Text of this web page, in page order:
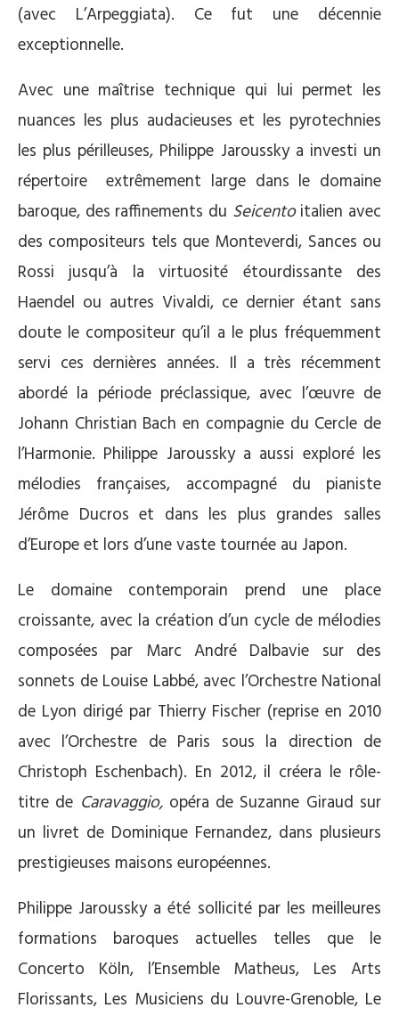
(avec L’Arpeggiata). Ce fut une décennie
exceptionnelle.
Avec une maîtrise technique qui lui permet les
nuances les plus audacieuses et les pyrotechnies
les plus périlleuses, Philippe Jaroussky a investi un
répertoire extrêmement large dans le domaine
baroque, des raffinements du Seicentoitalien avec
des compositeurs tels que Monteverdi, Sances ou
Rossi jusqu’à la virtuosité étourdissante des
Haendel ou autres Vivaldi, ce dernier étant sans
doute le compositeur qu’il a le plus fréquemment
servi ces dernières années. Il a très récemment
abordé la période préclassique, avec l’œuvre de
Johann Christian Bach en compagnie du Cercle de
l’Harmonie. Philippe Jaroussky a aussi exploré les
mélodies françaises, accompagné du pianiste
Jérôme Ducros et dans les plus grandes salles
d’Europe et lors d’une vaste tournée au Japon.
Le domaine contemporain prend une place
croissante, avec la création d’un cycle de mélodies
composées par Marc André Dalbavie sur des
sonnets de Louise Labbé, avec l’Orchestre National
de Lyon dirigé par Thierry Fischer (reprise en 2010
avec l’Orchestre de Paris sous la direction de
Christoph Eschenbach). En 2012, il créera le rôle-
titre de Caravaggio,opéra de Suzanne Giraud sur
un livret de Dominique Fernandez, dans plusieurs
prestigieuses maisons européennes.
Philippe Jaroussky a été sollicité par les meilleures
formations baroques actuelles telles que le
Concerto Köln, l’Ensemble Matheus, Les Arts
Florissants, Les Musiciens du Louvre-Grenoble, Le